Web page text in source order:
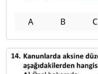
A B C